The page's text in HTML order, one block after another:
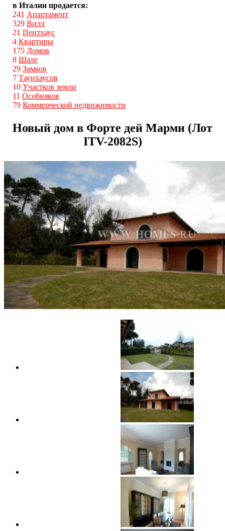
в Италии продается:
241 Апартамент
329 Вилл
21 Пентхаус
4 Квартиры
175 Домов
8 Шале
29 Замков
7 Таунхаусов
10 Участков земли
11 Особняков
79 Коммерческой недвижимости
Новый дом в Форте дей Марми (Лот
ITV-2082S)